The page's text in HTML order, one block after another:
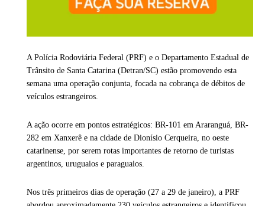
A Polícia Rodoviária Federal (PRF) e o Departamento Estadual de
Trânsito de Santa Catarina (Detran/SC) estão promovendo esta
semana uma operação conjunta, focada na cobrança de débitos de
veículos estrangeiros.
A ação ocorre em pontos estratégicos: BR-101 em Araranguá, BR-
282 em Xanxerê e na cidade de Dionísio Cerqueira, no oeste
catarinense, por serem rotas importantes de retorno de turistas
argentinos, uruguaios e paraguaios.
Nos três primeiros dias de operação (27 a 29 de janeiro), a PRF